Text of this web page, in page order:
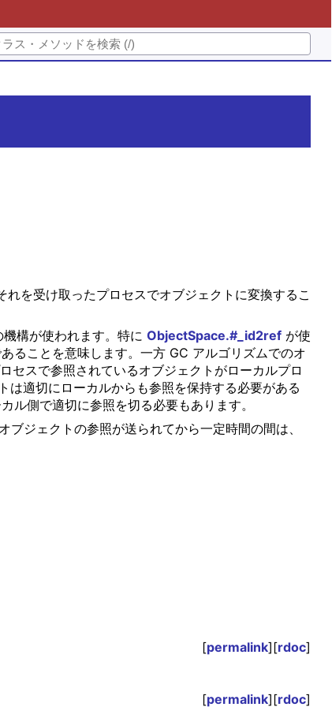
を受け取ったプロセスでオブジェクトに変換するこ
機構が使われます。特に ObjectSpace.#_id2refが使
ることを意味します。一方 GC アルゴリズムでのオ
セスで参照されているオブジェクトがローカルプロ
適切にローカルからも参照を保持する必要がある
ル側で適切に参照を切る必要もあります。
ジェクトの参照が送られてから一定時間の間は、
[permalink][rdoc]
[permalink][rdoc]